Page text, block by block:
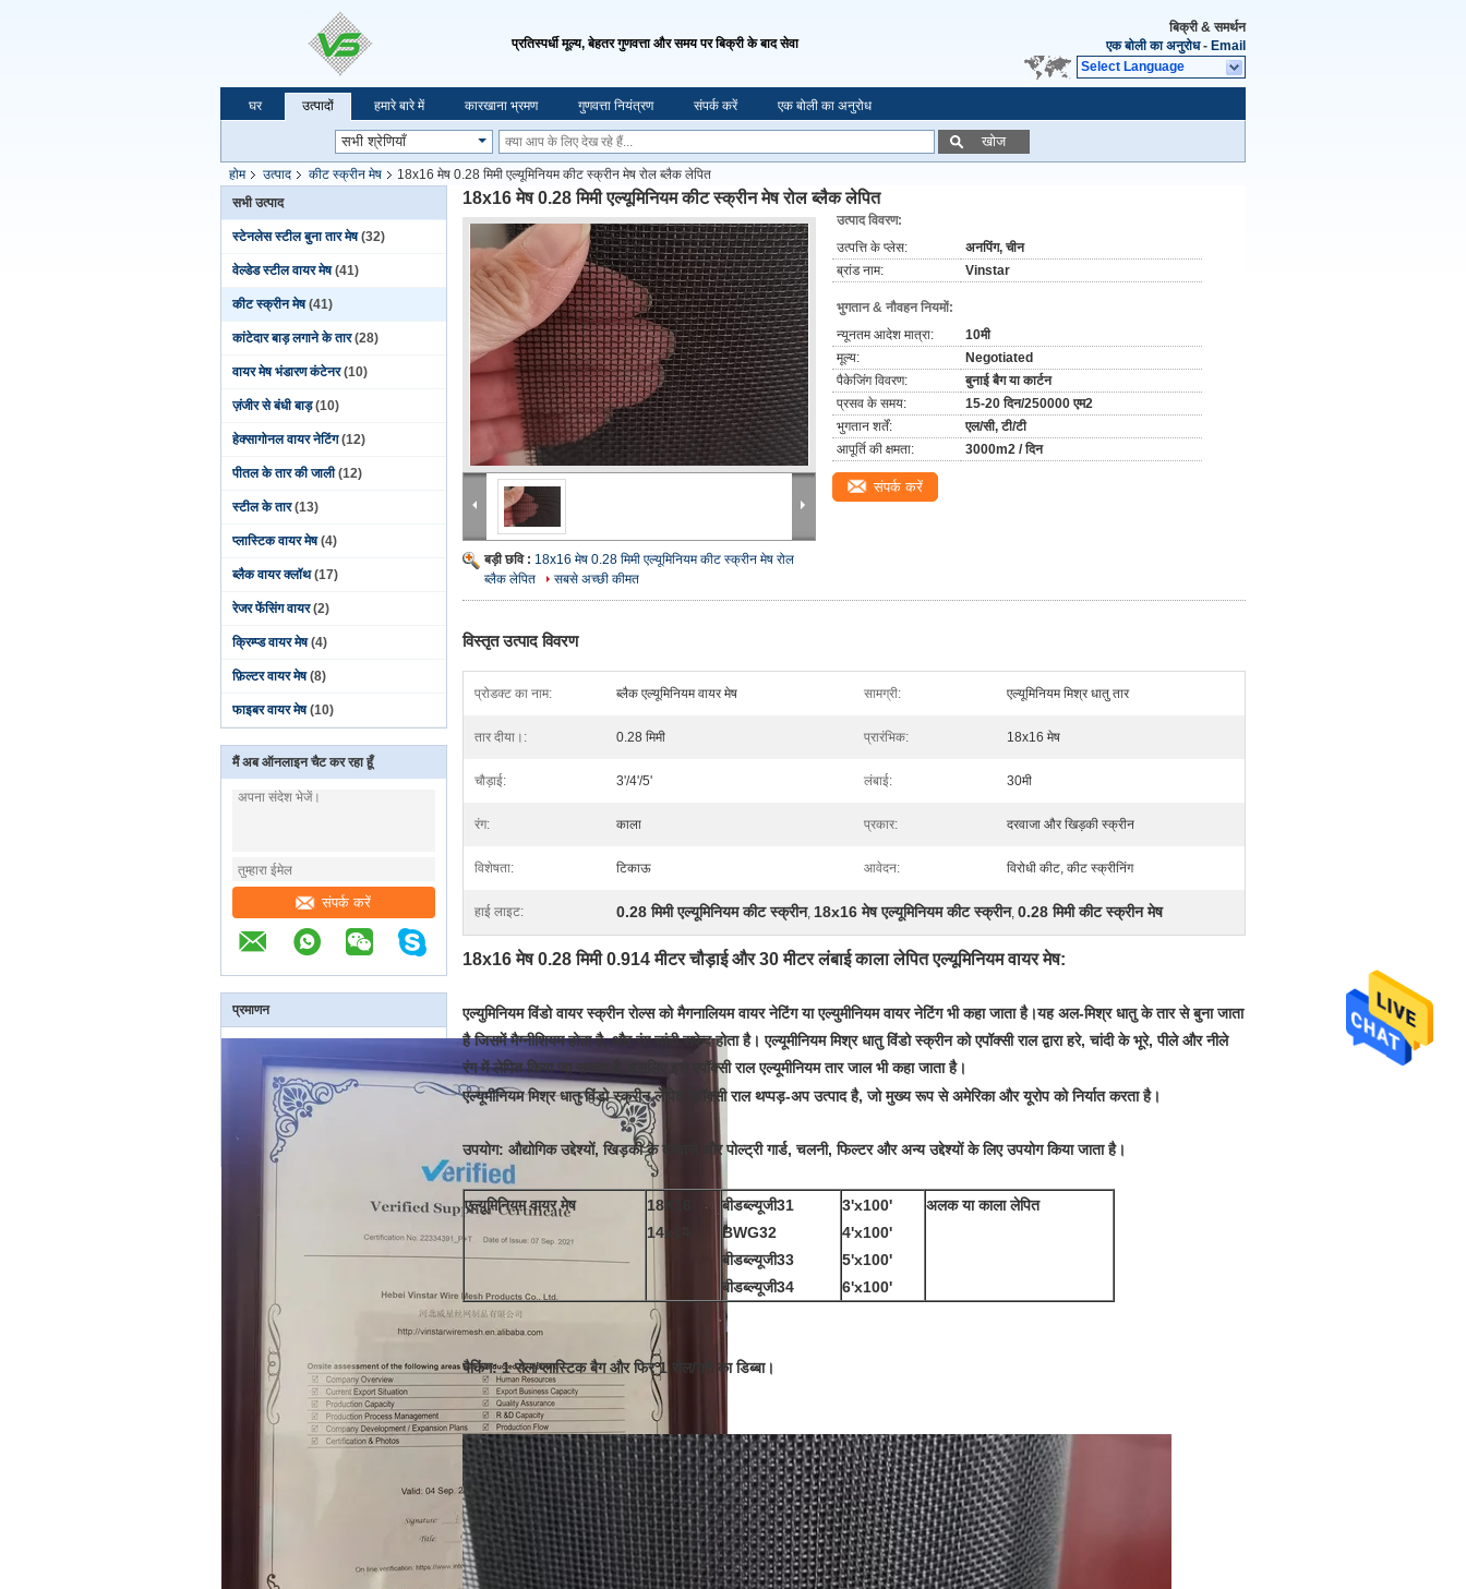
प्रतिस्पर्धी मूल्य, बेहतर गुणवत्ता और समय पर बिक्री के बाद सेवा
बिक्री & समर्थन
एक बोली का अनुरोध- Email
Select Language
घर उत्पादों हमारे बारे में कारखाना भ्रमण गुणवत्ता नियंत्रण संपर्क करें एक बोली का अनुरोध
खोज
होम उत्पाद कीट स्क्रीन मेष
18x16 मेष 0.28 मिमी एल्यूमिनियम कीट स्क्रीन मेष रोल ब्लैक लेपित
सभी उत्पाद
स्टेनलेस स्टील बुना तार मेष (32)
वेल्डेड स्टील वायर मेष (41)
कीट स्क्रीन मेष (41)
कांटेदार बाड़ लगाने के तार (28)
वायर मेष भंडारण कंटेनर (10)
ज़ंजीर से बंधी बाड़ (10)
हेक्सागोनल वायर नेटिंग (12)
पीतल के तार की जाली (12)
स्टील के तार (13)
प्लास्टिक वायर मेष (4)
ब्लैक वायर क्लॉथ (17)
रेजर फेंसिंग वायर (2)
क्रिम्प्ड वायर मेष (4)
फ़िल्टर वायर मेष (8)
फाइबर वायर मेष (10)
मैं अब ऑनलाइन चैट कर रहा हूँ
संपर्क करें
प्रमाणन
18x16 मेष 0.28 मिमी एल्यूमिनियम कीट स्क्रीन मेष रोल ब्लैक लेपित
बड़ी छवि : 18x16 मेष 0.28 मिमी एल्यूमिनियम कीट स्क्रीन मेष रोल
ब्लैक लेपित
सबसे अच्छी कीमत
उत्पाद विवरण:
उत्पत्ति के प्लेस:
अनपिंग, चीन
ब्रांड नाम:
Vinstar
भुगतान & नौवहन नियमों:
न्यूनतम आदेश मात्रा:
10मी
मूल्य:
Negotiated
पैकेजिंग विवरण:
बुनाई बैग या कार्टन
प्रसव के समय:
15-20 दिन/250000 एम2
भुगतान शर्तें:
एल/सी, टी/टी
आपूर्ति की क्षमता:
3000m2 / दिन
संपर्क करें
विस्तृत उत्पाद विवरण
प्रोडक्ट का नाम: ब्लैक एल्यूमिनियम वायर मेष सामग्री: एल्यूमिनियम मिश्र धातु तार
तार दीया।: 0.28 मिमी प्रारंभिक: 18x16 मेष
चौड़ाई: 3'/4'/5' लंबाई: 30मी
रंग: काला प्रकार: दरवाजा और खिड़की स्क्रीन
विशेषता: टिकाऊ आवेदन: विरोधी कीट, कीट स्क्रीनिंग
हाई लाइट: 0.28 मिमी एल्यूमिनियम कीट स्क्रीन, 18x16 मेष एल्यूमिनियम कीट स्क्रीन, 0.28 मिमी कीट स्क्रीन मेष
18x16 मेष 0.28 मिमी 0.914 मीटर चौड़ाई और 30 मीटर लंबाई काला लेपित एल्यूमिनियम वायर मेष:
एल्युमिनियम विंडो वायर स्क्रीन रोल्स को मैगनालियम वायर नेटिंग या एल्युमीनियम वायर नेटिंग भी कहा जाता है।यह अल-मिश्र धातु के तार से बुना जाता
है जिसमें मैग्नीशियम होता है, और रंग चांदी सफेद होता है। एल्यूमीनियम मिश्र धातु विंडो स्क्रीन को एपॉक्सी राल द्वारा हरे, चांदी के भूरे, पीले और नीले
रंग में लेपित किया जा सकता है, इसलिए इसे एपॉक्सी राल एल्यूमीनियम तार जाल भी कहा जाता है।
एल्यूमीनियम मिश्र धातु विंडो स्क्रीन लेपित एपॉक्सी राल थप्पड़-अप उत्पाद है, जो मुख्य रूप से अमेरिका और यूरोप को निर्यात करता है।
उपयोग: औद्योगिक उद्देश्यों, खिड़की के दरवाजे और पोल्ट्री गार्ड, चलनी, फिल्टर और अन्य उद्देश्यों के लिए उपयोग किया जाता है।
एल्यूमिनियम वायर मेष
18X16
14x14
बीडब्ल्यूजी31
BWG32
बीडब्ल्यूजी33
बीडब्ल्यूजी34
3'x100'
4'x100'
5'x100'
6'x100'
अलक या काला लेपित
पैकिंग: 1 रोल/प्लास्टिक बैग और फिर 1 रोल/गत्ते का डिब्बा।